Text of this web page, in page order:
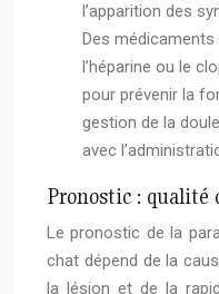
l’apparition des
Des
l’héparine ou le
pour prévenir la
gestion de la
avec
Pronostic : qualité
Le pronostic de la
chat dépend de la
la lésion et de la